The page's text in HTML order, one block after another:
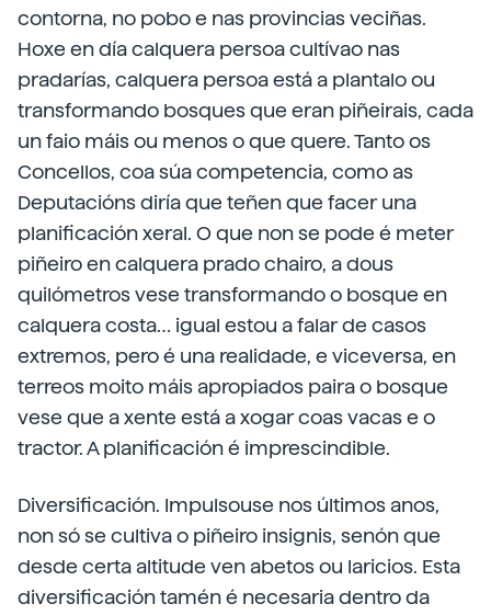
contorna, no pobo e nas provincias veciñas.
Hoxe en día calquera persoa cultívao nas
pradarías, calquera persoa está a plantalo ou
transformando bosques que eran piñeirais, cada
un faio máis ou menos o que quere. Tanto os
Concellos, coa súa competencia, como as
Deputacións diría que teñen que facer una
planificación xeral. O que non se pode é meter
piñeiro en calquera prado chairo, a dous
quilómetros vese transformando o bosque en
calquera costa… igual estou a falar de casos
extremos, pero é una realidade, e viceversa, en
terreos moito máis apropiados paira o bosque
vese que a xente está a xogar coas vacas e o
tractor. A planificación é imprescindible.
Diversificación. Impulsouse nos últimos anos,
non só se cultiva o piñeiro insignis, senón que
desde certa altitude ven abetos ou laricios. Esta
diversificación tamén é necesaria dentro da